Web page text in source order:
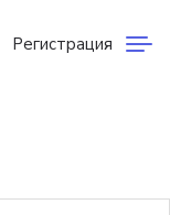
Регистрация